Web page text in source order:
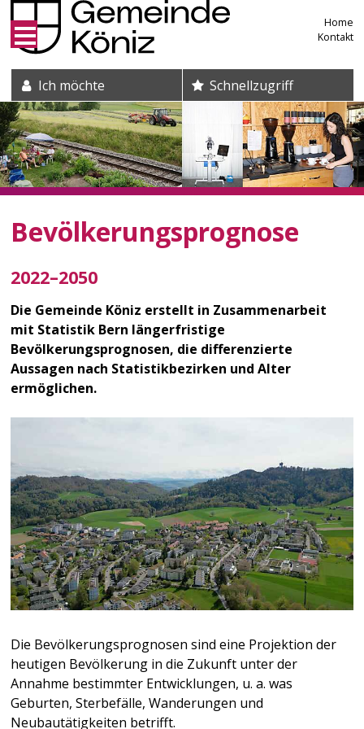
Direkt zum Inhalt springen
Home
Kontakt
Suche und Schnelleinstieg
Ich möchte Schnellzugriff
Bevölkerungsprognose
2022–2050
Die Gemeinde Köniz erstellt in Zusammenarbeit
mit Statistik Bern längerfristige
Bevölkerungsprognosen, die differenzierte
Aussagen nach Statistikbezirken und Alter
ermöglichen.
Die Bevölkerungsprognosen sind eine Projektion der
heutigen Bevölkerung in die Zukunft unter der
Annahme bestimmter Entwicklungen, u. a. was
Geburten, Sterbefälle, Wanderungen und
Neubautätigkeiten betrifft.